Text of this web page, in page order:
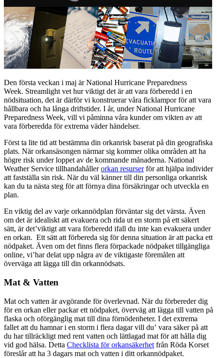
Den första veckan i maj är National Hurricane Preparedness
Week. Streamlight vet hur viktigt det är att vara förberedd i en
nödsituation, det är därför vi konstruerar våra ficklampor för att vara
hållbara och ha långa driftstider. I år, under National Hurricane
Preparedness Week, vill vi påminna våra kunder om vikten av att
vara förberedda för extrema väder händelser.
Först ta lite tid att bestämma din orkanrisk baserat på din geografiska
plats. När orkansäsongen närmar sig kommer olika områden att ha
högre risk under loppet av de kommande månaderna. National
Weather Service tillhandahållerorkan resurserför att hjälpa individer
att fastställa sin risk. När du väl känner till din personliga orkanrisk
kan du ta nästa steg för att förnya dina försäkringar och utveckla en
plan.
En viktig del av varje orkannödplan förväntar sig det värsta. Även
om det är idealiskt att evakuera och rida ut en storm på ett säkert
sätt, är det’viktigt att vara förberedd ifall du inte kan evakuera under
en orkan. Ett sätt att förbereda sig för denna situation är att packa ett
nödpaket. Även om det finns flera förpackade nödpaket tillgängliga
online, vi’har delat upp några av de viktigaste föremålen att
överväga att lägga till din orkannödsats.
Mat & Vatten
Mat och vatten är avgörande för överlevnad. När du förbereder dig
för en orkan eller packar ett nödpaket, överväg att lägga till vatten på
flaska och oförgänglig mat till dina förnödenheter. I det extrema
fallet att du hamnar i en storm i flera dagar vill du’ vara säker på att
du har tillräckligt med rent vatten och lättlagad mat för att hålla dig
vid god hälsa. Detta Checklista för orkansäkerhet från Röda Korset
föreslår att ha 3 dagars mat och vatten i ditt orkannödpaket.